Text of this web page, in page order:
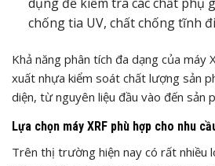
dụng để kiểm tra các chất phụ
chống tia UV, chất chống tĩnh
Khả năng phân tích đa dạng của máy
xuất nhựa kiểm soát chất lượng sản
diện, từ nguyên liệu đầu vào đến sản
Lựa chọn máy XRF phù hợp cho nhu
Trên thị trường hiện nay có rất nhiều